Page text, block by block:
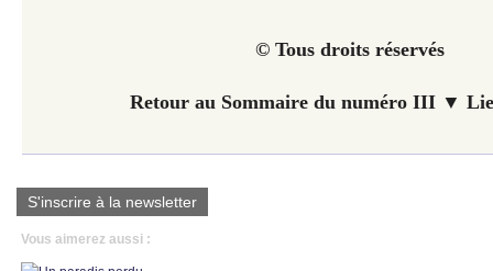
© Tous droits réservés
Retour au Sommaire du numéro III ▼
S'inscrire à la newsletter
Vous aimerez aussi :